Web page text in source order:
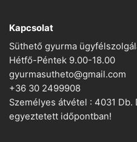
Kapcsolat
Süthető gyurma
Hétfő-Péntek 9.00-18.00
gyurmasutheto@gmail.com
+36 30 2499908
Személyes átvétel : 4031 Db.
egyeztetett időpontban!